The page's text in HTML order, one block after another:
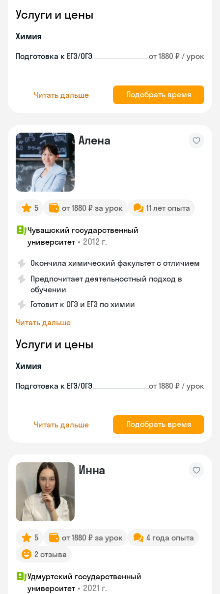
Услуги и цены
Химия
Подготовка к ЕГЭ/ОГЭ от 1880 ₽ / урок
Читать дальше Подобрать время
Алена
5 от 1880 ₽ за урок 11 лет опыта
Чувашский государственный
университет • 2012 г.
Окончила химический факультет с отличием
Предпочитает деятельностный подход в
обучении
Готовит к ОГЭ и ЕГЭ по химии
Читать дальше
Услуги и цены
Химия
Подготовка к ЕГЭ/ОГЭ от 1880 ₽ / урок
Читать дальше Подобрать время
Инна
5 от 1880 ₽ за урок
4 года опыта
2 отзыва
Удмуртский государственный
университет • 2021 г.